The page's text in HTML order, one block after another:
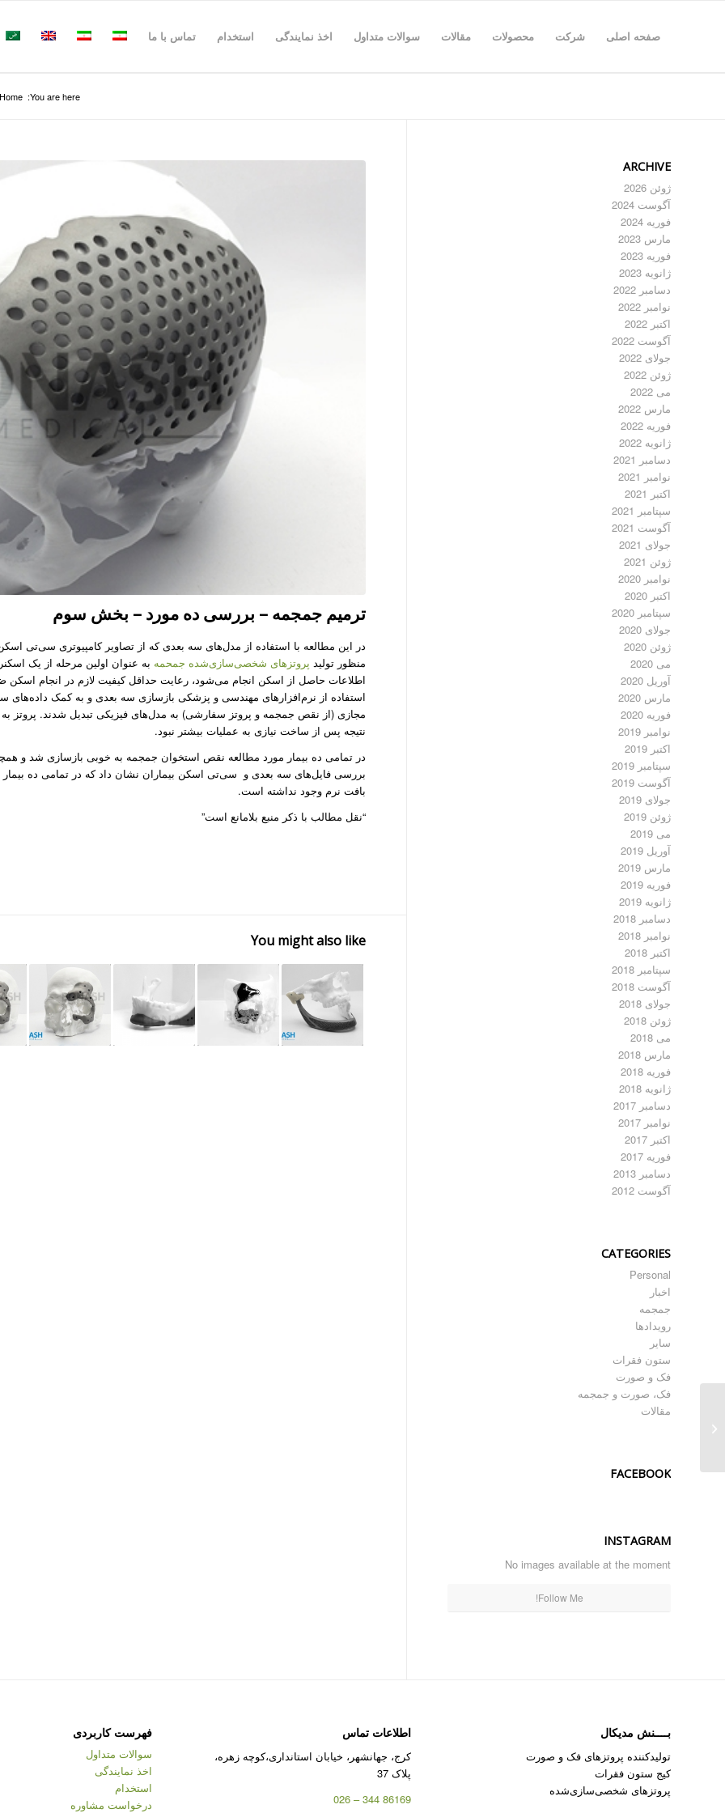
صفحه اصلی شرکت محصولات مقالات سوالات متداول اخذ نمایندگی استخدام تماس با ما
You are here:
Home
ترمیم جمجمه – بررسی ده مورد – بخش سوم
در این مطالعه با استفاده از مدل­‌های سه بعدی که از تصاویر کامپیوتری سی­‌تی­‌
منظور تولید پروتزهای ‌شخصی‌سازی‌شده جمحمه به عنوان اولین مرحله از یک
اطلاعات حاصل از اسکن انجام می‌شود، رعایت حداقل کیفیت لازم در انجام
استفاده از نرم‌افزارهای مهندسی و پزشکی بازسازی سه بعدی و به کمک داده‌های
مجازی (از نقص جمجمه و پروتز سفارشی) به مدل­‌های فیزیکی تبدیل شدند.
نتیجه پس از ساخت نیازی به عملیات بیشتر نبود.
در تمامی ده بیمار مورد مطالعه نقص استخوان جمجمه به خوبی بازسازی شد و
بررسی فایل­‌های سه بعدی و سی‌تی اسکن بیماران نشان داد که در تمامی ده بیمار
بافت نرم وجود نداشته­‌ است.
“نقل مطالب با ذکر منبع بلامانع است”
You might also like
ARCHIVE
ژوئن 2026
آگوست 2024
فوریه 2024
مارس 2023
فوریه 2023
ژانویه 2023
دسامبر 2022
نوامبر 2022
اکتبر 2022
آگوست 2022
جولای 2022
ژوئن 2022
می 2022
مارس 2022
فوریه 2022
ژانویه 2022
دسامبر 2021
نوامبر 2021
اکتبر 2021
سپتامبر 2021
آگوست 2021
جولای 2021
ژوئن 2021
نوامبر 2020
اکتبر 2020
سپتامبر 2020
جولای 2020
ژوئن 2020
می 2020
آوریل 2020
مارس 2020
فوریه 2020
نوامبر 2019
اکتبر 2019
سپتامبر 2019
آگوست 2019
جولای 2019
ژوئن 2019
می 2019
آوریل 2019
مارس 2019
فوریه 2019
ژانویه 2019
دسامبر 2018
نوامبر 2018
اکتبر 2018
سپتامبر 2018
آگوست 2018
جولای 2018
ژوئن 2018
می 2018
مارس 2018
فوریه 2018
ژانویه 2018
دسامبر 2017
نوامبر 2017
اکتبر 2017
فوریه 2017
دسامبر 2013
آگوست 2012
CATEGORIES
Personal
اخبار
جمجمه
رویدادها
سایر
ستون فقرات
فک و صورت
فک، صورت و جمجمه
مقالات
FACEBOOK
INSTAGRAM
No images available at the moment
Follow Me!
بــــنش مدیکال
تولیدکننده پروتزهای فک و صورت
کیج ستون فقرات
پروتزهای شخصی‌سازی‌شده
اطلاعات تماس
کرج، جهانشهر، خیابان استانداری،کوچه زهره،
پلاک 37
86169 344 – 026
فهرست کاربردی
سوالات متداول
اخذ نمایندگی
استخدام
درخواست مشاوره